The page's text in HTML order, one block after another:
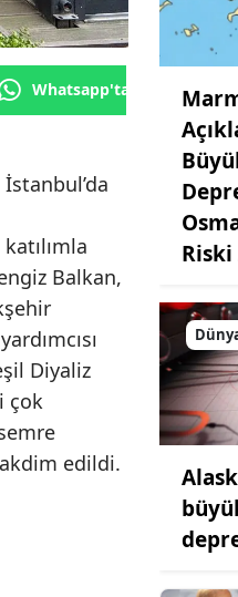
Whatsapp'tan Gönder
Balkan,
Diyaliz
çok
edildi.
Riski